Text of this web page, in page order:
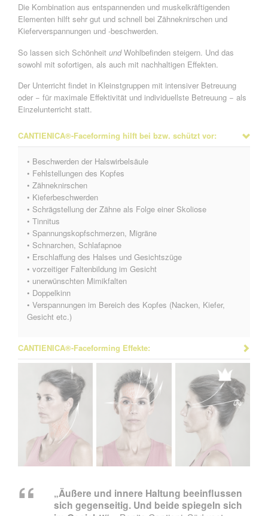
Die Kombination aus entspannenden und muskelkräftigenden
Elementen hilft sehr gut und schnell bei Zähneknirschen und
Kieferverspannungen und -beschwerden.
So lassen sich Schönheit undWohlbefinden steigern. Und das
sowohl mit sofortigen, als auch mit nachhaltigen Effekten.
Der Unterricht findet in Kleinstgruppen mit intensiver Betreuung
oder − für maximale Effektivität und individuellste Betreuung − als
Einzelunterricht statt.
CANTIENICA®-Faceforming hilft bei bzw. schützt vor:
• Beschwerden der Halswirbelsäule
• Fehlstellungen des Kopfes
• Zähneknirschen
• Kieferbeschwerden
• Schrägstellung der Zähne als Folge einer Skoliose
• Tinnitus
• Spannungskopfschmerzen, Migräne
• Schnarchen, Schlafapnoe
• Erschlaffung des Halses und Gesichtszüge
• vorzeitiger Faltenbildung im Gesicht
• unerwünschten Mimikfalten
• Doppelkinn
• Verspannungen im Bereich des Kopfes (Nacken, Kiefer,
Gesicht etc.)
CANTIENICA®-Faceforming Effekte:
„Äußere und innere Haltung beeinflussen
sich gegenseitig. Und beide spiegeln sich